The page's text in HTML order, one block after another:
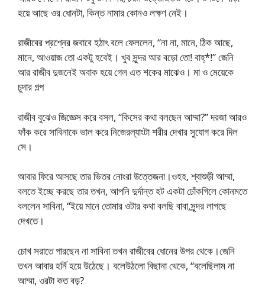
হয়ে আছে ওর ধোনটা, কিন্ত নামার কোনও লক্ষণ নেই।
রাজীবের প্রশ্নের জবাবে হঠাৎ বলে ফেললেন, “না না, মানে, ঠিক আছে,
মানে, আওয়াজ তো একটু হবেই। খুব সুন্দর আর বড়ো তো! বাহ্*!” জেনি
আর রাজীব দুজনেই অবাক হয়ে গেল এত শকের মাঝেও। মা ও মেয়েকে
চুদার গল্প
রাজীব বুঝেও জিজ্ঞেস করে বসল, “কিসের কথা বলছেন আম্মা?” দরজা আরও
ফাঁক করে সাবিনাকে ভাল করে নিজেরল্যাংটা শরীর দেখার সুযোগ করে দিল
সে।
আবার ফিরে আসছে তার ভিতর নোংরা উত্তেজনা।ওহহ, শ্বাশুড়ী আম্মা,
বলতে ইচ্ছে করছে তার তখন, আপনি দুর্দান্ত হট একটা ঢোঁকগিলে কোনমতে
বললেন সাবিনা, “ইয়ে মানে তোমার ওটার কথা বলছি বাবা,সুন্দর লাগছে
দেখতে।
চোখ সরাতে পারছেন না সাবিনা তখন রাজীবের ধোনের উপর থেকে।জেনি
তখন আবার হর্নি হয়ে উঠেছে। বলেউঠলো বিছানা থেকে, “বলেছিলাম না
আম্মা, ওরটা কত বড়?